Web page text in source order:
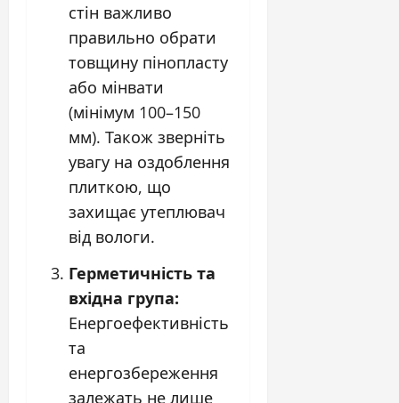
стін важливо
правильно обрати
товщину пінопласту
або мінвати
(мінімум 100–150
мм). Також зверніть
увагу на оздоблення
плиткою, що
захищає утеплювач
від вологи.
Герметичність та
вхідна група:
Енергоефективність
та
енергозбереження
залежать не лише